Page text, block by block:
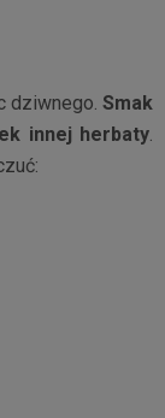
dziwnego. Smak
innej herbaty